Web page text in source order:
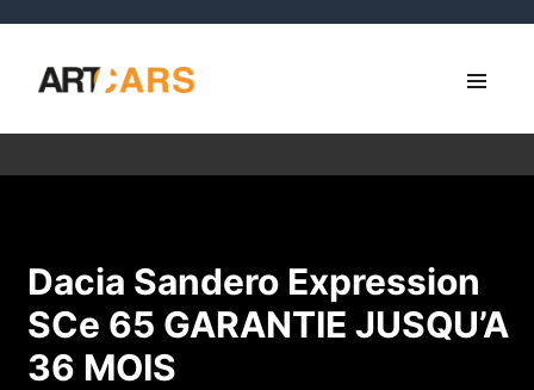
Dacia Sandero Expression
SCe 65 GARANTIE JUSQU’A
36 MOIS